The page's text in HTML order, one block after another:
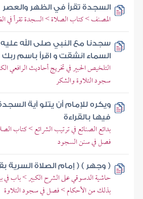
السجدة تقرأ في الظهر والعصر
المصنف > كتاب الصلاة > السجدة تقرأ في
سجدنا مع النبي صلى الله
السماء انشقت و اقرأ باسم ربك
التلخيص الحبير في تخريج أحاديث الرافعي
سجود التلاوة والشكر
ويكره للإمام أن يتلو آية
فيها بالقراءة
بدائع الصنائع في ترتيب الشرائع > كتاب
فصل في سنن السجود
( وجهر ) ( إمام الصلاة السرية
حاشية الدسوقي على الشرح الكبير > باب في
بذلك من الأحكام > فصل في سجود التلاوة